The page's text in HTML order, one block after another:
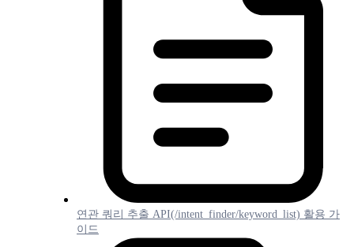
연관 쿼리 추출 API(/intent_finder/keyword_list) 활용 가
이드